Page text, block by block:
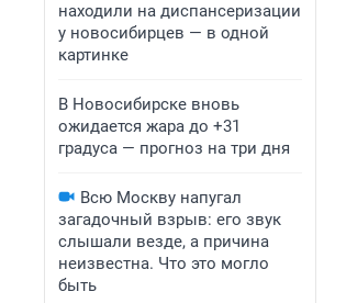
находили на диспансеризации
у новосибирцев — в одной
картинке
В Новосибирске вновь
ожидается жара до +31
градуса — прогноз на три дня
Всю Москву напугал
загадочный взрыв: его звук
слышали везде, а причина
неизвестна. Что это могло
быть